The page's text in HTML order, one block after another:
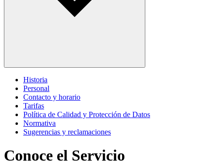
Historia
Personal
Contacto y horario
Tarifas
Política de Calidad y Protección de Datos
Normativa
Sugerencias y reclamaciones
Conoce el Servicio